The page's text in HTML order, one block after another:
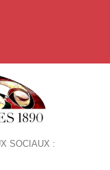
SOCIAUX :